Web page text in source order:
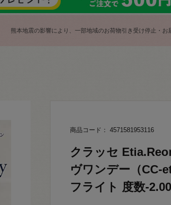
熊本地震の影響により、一部地域のお荷物引き受け停止・
商品コード： 4571581953116
クラッセ
ヴワンデー（CC-
フライト 度数-